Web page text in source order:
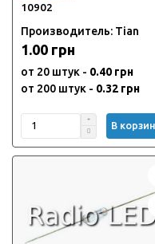
10902
Производитель: Tian
1.00 грн
от 20 штук - 0.40 грн
от 200 штук - 0.32 грн
В